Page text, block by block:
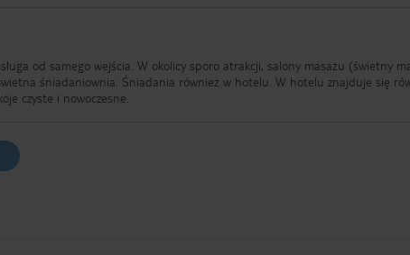
od samego wejścia. W okolicy sporo atrakcji, salony masażu (świetny
w hotelu. W hotelu znajduje się również
czyste i nowoczesne.